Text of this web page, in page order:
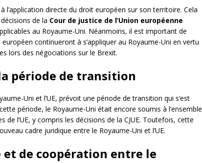
l’application directe du droit européen sur son territoire. Cela
de la Cour de justice de l’Union européenne
au Royaume-Uni. Néanmoins, il est important de
continueront à s’appliquer au Royaume-Uni en vertu
lors des négociations sur le Brexit.
période de transition
Uni et l’UE, prévoit une période de transition qui s’est
période, le Royaume-Uni était encore soumis à l’ensemble
de l’UE, y compris les décisions de la CJUE. Toutefois, cette
cadre juridique entre le Royaume-Uni et l’UE.
et de coopération entre le